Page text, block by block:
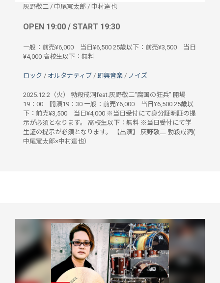
灰野敬二 / 中尾憲太郎 / 中村達也
OPEN 19:00 / START 19:30
一般：前売¥6,000 当日¥6,500 25歳以下：前売¥3,500 当日
¥4,000 高校生以下：無料
ロック / オルタナティブ / 即興音楽 / ノイズ
2025.12.2（火） 勃殺戒洞feat.灰野敬二"腐国の狂兵” 開場
19：00 開演19：30 一般：前売¥6,000 当日¥6,500 25歳以
下：前売¥3,500 当日¥4,000 ※当日受付にて身分証明証の提
示が必須となります。 高校生以下：無料 ※当日受付にて学
生証の提示が必須となります。 【出演】 灰野敬二 勃殺戒洞(
中尾憲太郎×中村達也）